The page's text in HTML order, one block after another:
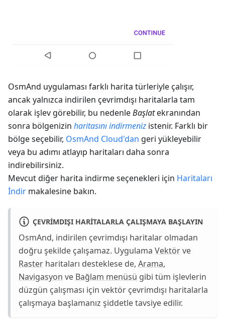
OsmAnd uygulaması farklı harita türleriyle çalışır,
ancak yalnızca indirilen çevrimdışı haritalarla tam
olarak işlev görebilir, bu nedenleBaşlatekranından
sonra bölgenizin haritasını indirmeniz istenir. Farklı bir
bölge seçebilir, OsmAnd Cloud'dan geri yükleyebilir
veya bu adımı atlayıp haritaları daha sonra
indirebilirsiniz.
Mevcut diğer harita indirme seçenekleri için Haritaları
İndir makalesine bakın.
ÇEVRIMDIŞI HARITALARLA ÇALIŞMAYA BAŞLAYIN
OsmAnd, indirilen çevrimdışı haritalar olmadan
doğru şekilde çalışamaz. Uygulama Vektörve
Raster haritaları desteklese de, Arama,
Navigasyon ve Bağlam menüsü gibi tüm işlevlerin
düzgün çalışması için vektör çevrimdışı haritalarla
çalışmaya başlamanız şiddetle tavsiye edilir.